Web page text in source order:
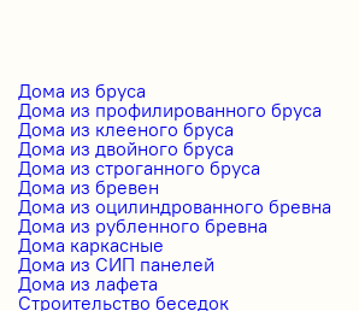
Дома из бруса
Дома из профилированного бруса
Дома из клееного бруса
Дома из двойного бруса
Дома из строганного бруса
Дома из бревен
Дома из оцилиндрованного бревна
Дома из рубленного бревна
Дома каркасные
Дома из СИП панелей
Дома из лафета
Строительство беседок